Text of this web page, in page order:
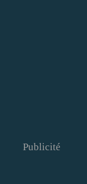
Publicité